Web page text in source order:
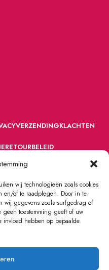
wij technologieën zoals cookies
en/of te raadplegen. Door in te
wij gegevens zoals surfgedrag of
geen toestemming geeft of uw
invloed hebben op bepaalde
VERZENDINGKLACHTEN
RETOURBELEID
Handelsonderneming MELS.